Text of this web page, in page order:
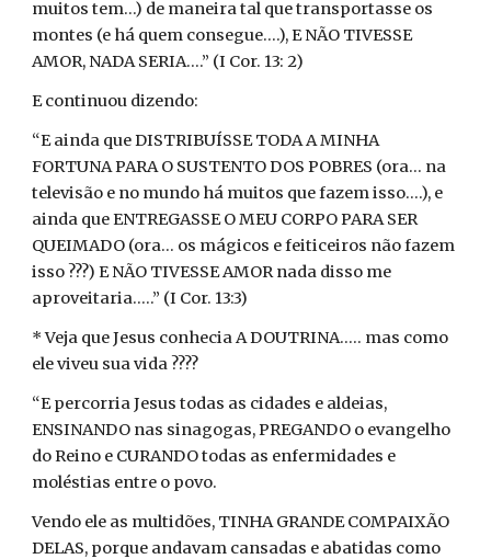
muitos tem...) de maneira tal que transportasse os
montes (e há quem consegue....), E NÃO TIVESSE
AMOR, NADA SERIA....” (I Cor. 13: 2)
E continuou dizendo:
“E ainda que DISTRIBUÍSSE TODA A MINHA
FORTUNA PARA O SUSTENTO DOS POBRES (ora... na
televisão e no mundo há muitos que fazem isso....), e
ainda que ENTREGASSE O MEU CORPO PARA SER
QUEIMADO (ora... os mágicos e feiticeiros não fazem
isso ???) E NÃO TIVESSE AMOR nada disso me
aproveitaria.....” (I Cor. 13:3)
* Veja que Jesus conhecia A DOUTRINA..... mas como
ele viveu sua vida ????
“E percorria Jesus todas as cidades e aldeias,
ENSINANDO nas sinagogas, PREGANDO o evangelho
do Reino e CURANDO todas as enfermidades e
moléstias entre o povo.
Vendo ele as multidões, TINHA GRANDE COMPAIXÃO
DELAS, porque andavam cansadas e abatidas como